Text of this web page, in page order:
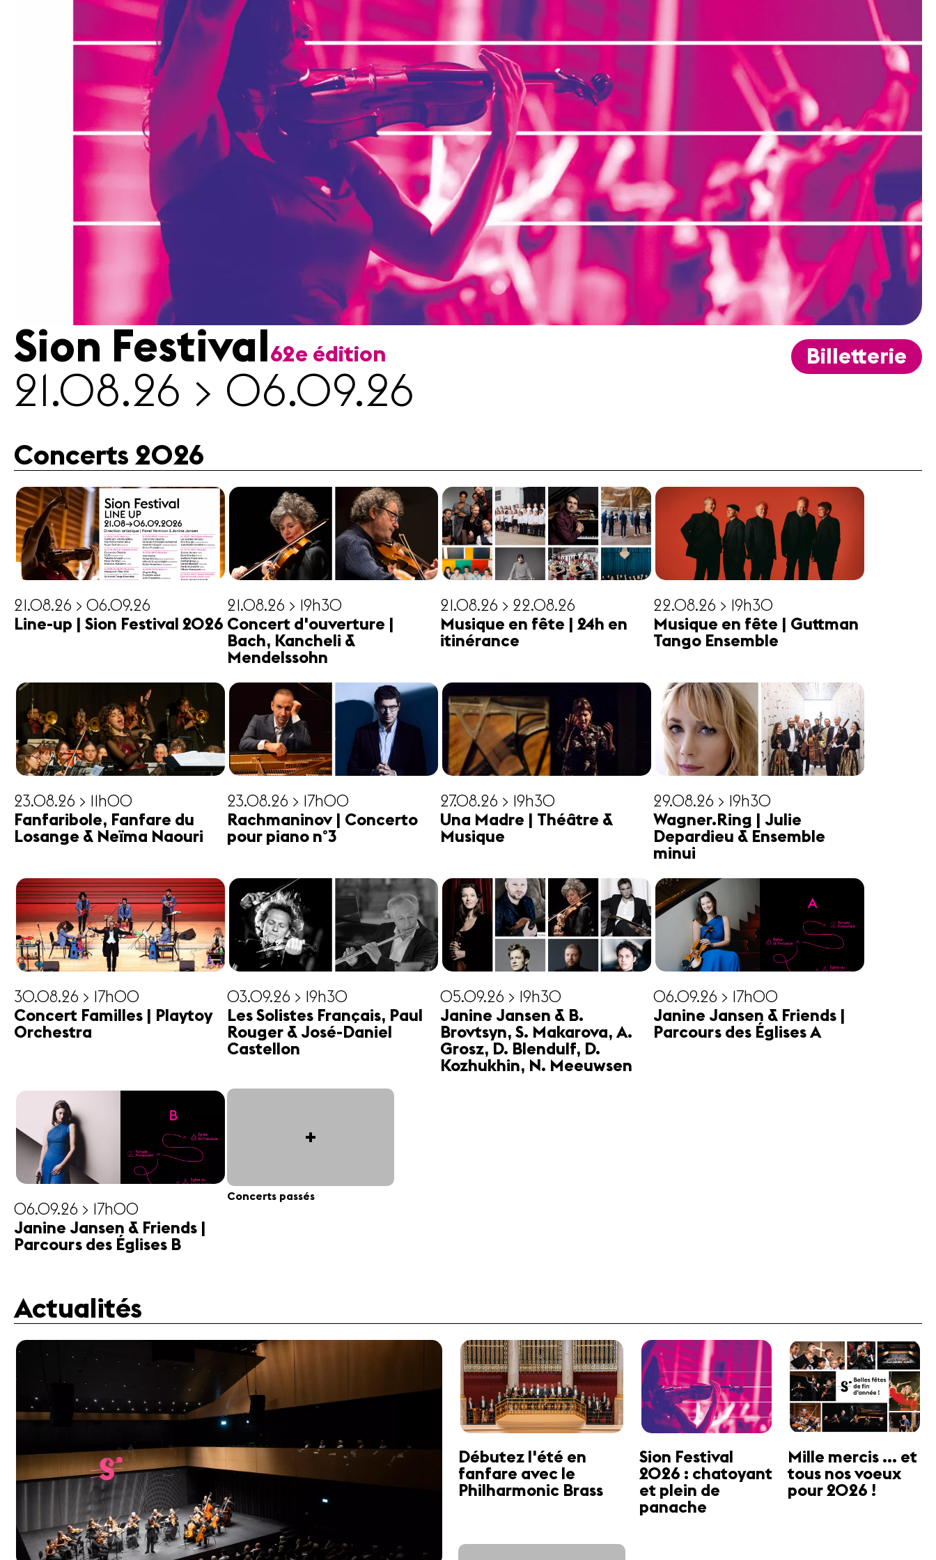
Revue
de
A propos
Mentions
Contact
Sion Festival 62e édition
21.08.26 > 06.09.26
Billetterie
Concerts 2026
21.08.26 > 06.09.26
Line-up | Sion Festival 2026
21.08.26 > 19h30
Concert d'ouverture |
Bach, Kancheli &
Mendelssohn
21.08.26 > 22.08.26
Musique en fête | 24h en
itinérance
22.08.26 > 19h30
Musique en fête | Guttman
Tango Ensemble
23.08.26 > 11h00
Fanfaribole, Fanfare du
Losange & Neïma Naouri
23.08.26 > 17h00
Rachmaninov | Concerto
pour piano n°3
27.08.26 > 19h30
Una Madre | Théâtre &
Musique
29.08.26 > 19h30
Wagner.Ring | Julie
Depardieu & Ensemble
minui
30.08.26 > 17h00
Concert Familles | Playtoy
Orchestra
03.09.26 > 19h30
Les Solistes Français, Paul
Rouger & José-Daniel
Castellon
05.09.26 > 19h30
Janine Jansen & B.
Brovtsyn, S. Makarova, A.
Grosz, D. Blendulf, D.
Kozhukhin, N. Meeuwsen
06.09.26 > 17h00
Janine Jansen & Friends |
Parcours des Églises A
06.09.26 > 17h00
Janine Jansen & Friends |
Parcours des Églises B
+
Concerts passés
Actualités
Débutez l'été en
fanfare avec le
Philharmonic Brass
Sion Festival
2026 : chatoyant
et plein de
panache
Mille mercis ... et
tous nos voeux
pour 2026 !